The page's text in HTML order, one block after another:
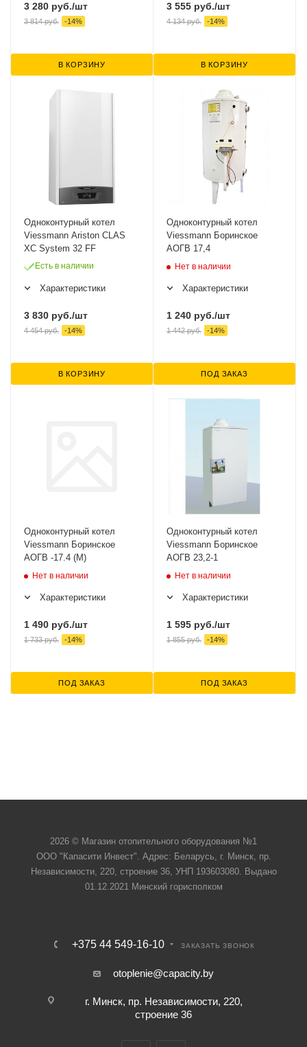
3 280 руб./шт
3 814руб. -14%
В КОРЗИНУ
3 555 руб./шт
4 134руб. -14%
В КОРЗИНУ
Одноконтурный котел
Viessmann Ariston CLAS
XC System 32 FF
Есть в наличии
Характеристики
3 830 руб./шт
4 454руб. -14%
В КОРЗИНУ
Одноконтурный котел
Viessmann Боринское
АОГВ 17,4
Нет в наличии
Характеристики
1 240 руб./шт
1 442руб. -14%
ПОД ЗАКАЗ
Одноконтурный котел
Viessmann Боринское
АОГВ -17.4 (М)
Нет в наличии
Характеристики
1 490 руб./шт
1 733руб. -14%
ПОД ЗАКАЗ
Одноконтурный котел
Viessmann Боринское
АОГВ 23,2-1
Нет в наличии
Характеристики
1 595 руб./шт
1 855руб. -14%
ПОД ЗАКАЗ
2026 © Магазин отопительного оборудования №1
ООО "Капасити Инвест". Адрес: Беларусь, г. Минск, пр.
Независимости, 220, строение 36, УНП 193603080. Выдано
01.12.2021 Минский горисполком
+375 44 549-16-10 ЗАКАЗАТЬ ЗВОНОК
otoplenie@capacity.by
г. Минск, пр. Независимости, 220,
строение 36